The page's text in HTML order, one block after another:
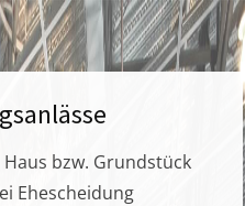
bzw. Grundstück
Ehescheidung